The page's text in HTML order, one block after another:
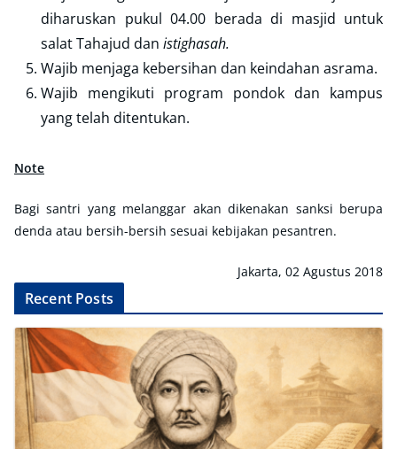
diharuskan pukul 04.00 berada di masjid untuk
salat Tahajud dan istighasah.
Wajib menjaga kebersihan dan keindahan asrama.
Wajib mengikuti program pondok dan kampus
yang telah ditentukan.
Note
Bagi santri yang melanggar akan dikenakan sanksi berupa
denda atau bersih-bersih sesuai kebijakan pesantren.
Jakarta, 02 Agustus 2018
Recent Posts